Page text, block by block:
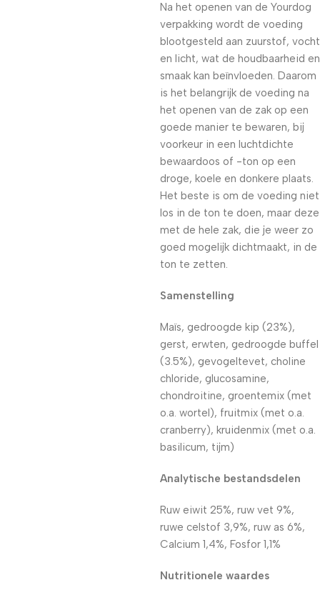
Na het openen van de Yourdog
verpakking wordt de voeding
blootgesteld aan zuurstof, vocht
en licht, wat de houdbaarheid en
smaak kan beïnvloeden. Daarom
is het belangrijk de voeding na
het openen van de zak op een
goede manier te bewaren, bij
voorkeur in een luchtdichte
bewaardoos of -ton op een
droge, koele en donkere plaats.
Het beste is om de voeding niet
los in de ton te doen, maar deze
met de hele zak, die je weer zo
goed mogelijk dichtmaakt, in de
ton te zetten.
Samenstelling
Maïs, gedroogde kip (23%),
gerst, erwten, gedroogde buffel
(3.5%), gevogeltevet, choline
chloride, glucosamine,
chondroitine, groentemix (met
o.a. wortel), fruitmix (met o.a.
cranberry), kruidenmix (met o.a.
basilicum, tijm)
Analytische bestandsdelen
Ruw eiwit 25%, ruw vet 9%,
ruwe celstof 3,9%, ruw as 6%,
Calcium 1,4%, Fosfor 1,1%
Nutritionele waardes